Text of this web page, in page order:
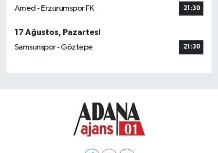
Amed - Erzurumspor FK 21:30
17 Ağustos, Pazartesi
Samsunspor - Göztepe
21:30